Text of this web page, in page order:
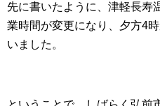
先に書いたように、津軽長寿
業時間が変更になり、夕方4
いました。